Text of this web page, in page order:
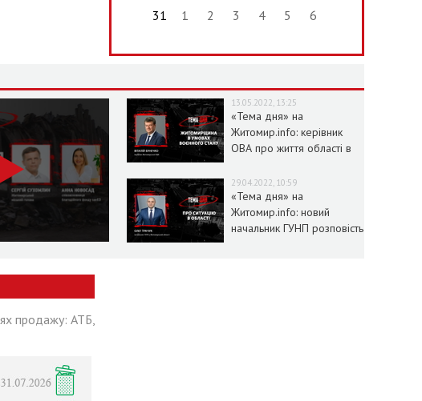
31
1 2 3 4 5 6
13.05.2022, 13:25
«Тема дня» на
Житомир.info: керівник
ОВА про життя області в
29.04.2022, 10:59
«Тема дня» на
Житомир.info: новий
начальник ГУНП розповість
продажу: АТБ,